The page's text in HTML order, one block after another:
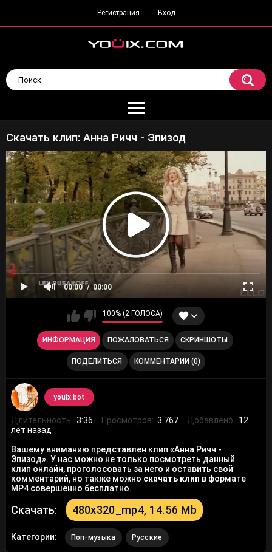
Регистрация Вход
Скачать клип: Анна Ричч - Эпизод
00:00 00:00
100% (2 ГОЛОСА)
ИНФОРМАЦИЯ ПОЖАЛОВАТЬСЯ СКРИНШОТЫ
ПОДЕЛИТЬСЯ КОММЕНТАРИИ (0)
youix.bot
Длительность: 3:36 Просмотров: 3 767 Добавлено: 12
лет назад
Вашему вниманию представлен клип «Анна Ричч -
Эпизод». У нас можно не только посмотреть данный
клип онлайн, проголосовать за него и оставить свой
комментарий, но также можно скачать клип в формате
MP4 совершенно бесплатно.
Скачать: 480x320_mp4, 14.56 Mb
Категории: Поп-музыка Русские